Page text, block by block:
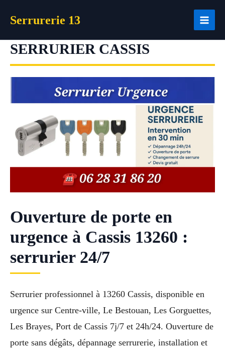
Serrurerie 13
SERRURIER CASSIS
Ouverture de porte en
urgence à Cassis 13260 :
serrurier 24/7
Serrurier professionnel à 13260 Cassis, disponible en
urgence sur Centre-ville, Le Bestouan, Les Gorguettes,
Les Brayes, Port de Cassis 7j/7 et 24h/24. Ouverture de
porte sans dégâts, dépannage serrurerie, installation et